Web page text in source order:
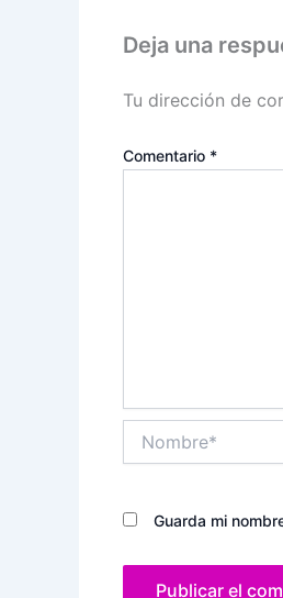
Deja una
Tu dirección de
Comentario *
Guarda mi